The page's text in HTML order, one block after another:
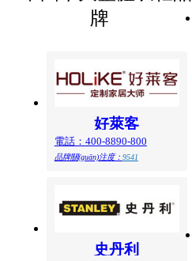
牌
好萊客
電話：400-8890-800
品牌關(guān)注度： 9541
史丹利